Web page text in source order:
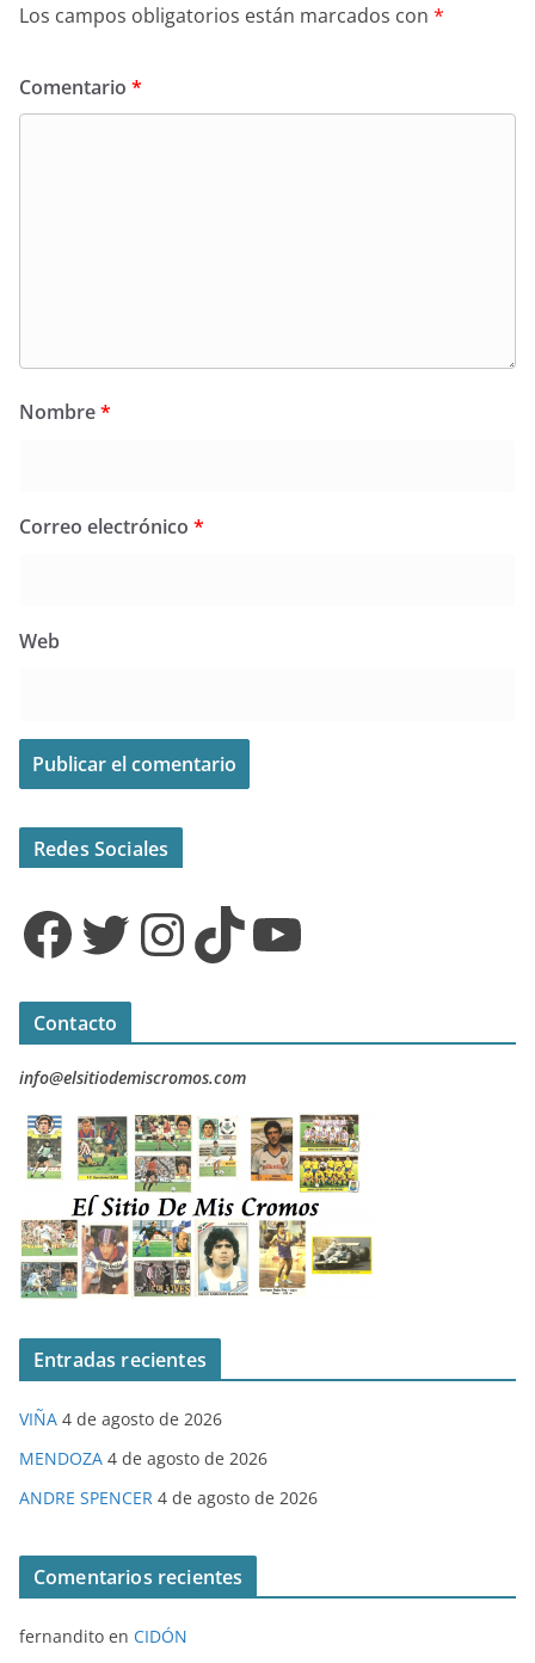
Los campos obligatorios están marcados con *
Comentario *
Nombre*
Correo electrónico *
Web
Redes Sociales
Facebook Twitter InstagramTikTok YouTube
Contacto
info@elsitiodemiscromos.com
Entradas recientes
VIÑA 4 de agosto de 2026
MENDOZA 4 de agosto de 2026
ANDRE SPENCER 4 de agosto de 2026
Comentarios recientes
fernandito en CIDÓN